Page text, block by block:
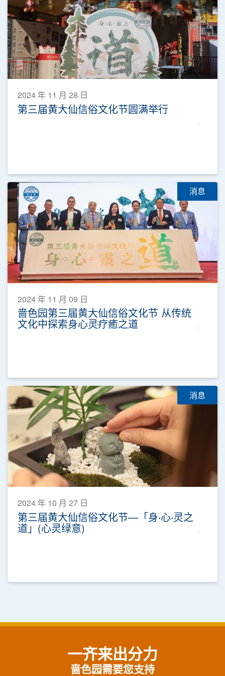
2024 年 11 月 28 日
第三届黄大仙信俗文化节圆满举行
消息
2024 年 11 月 09 日
啬色园第三届黄大仙信俗文化节 从传统
文化中探索身心灵疗癒之道
消息
2024 年 10 月 27 日
第三届黄大仙信俗文化节—「身‧心‧灵之
道」(心灵绿意)
一齐来出分力
啬色园需要您支持